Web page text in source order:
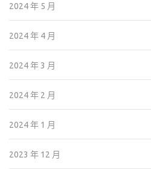
2024 年 5 月
2024 年 4 月
2024 年 3 月
2024 年 2 月
2024 年 1 月
2023 年 12 月